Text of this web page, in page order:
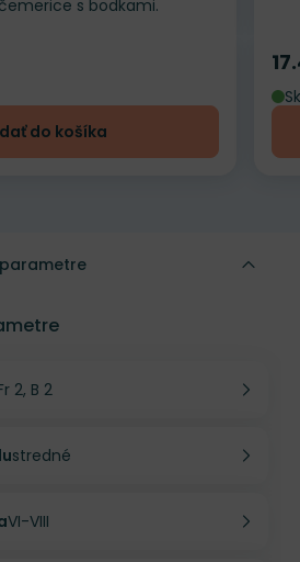
s bodkami.
do košíka
2, B 2
stredné
VI-VIII